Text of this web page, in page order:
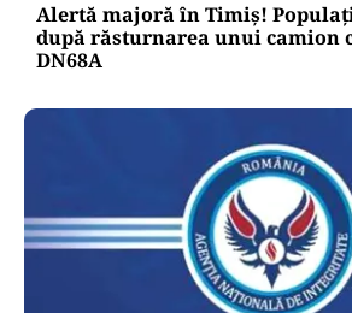
Alertă majoră în Timiș!
după răsturnarea unui camion
DN68A